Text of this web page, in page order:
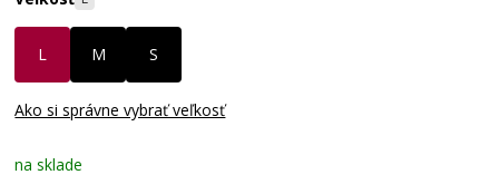
L M S
Ako si správne vybrať veľkosť
na sklade